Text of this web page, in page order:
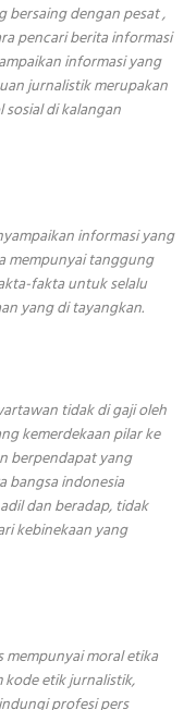
bersaing dengan pesat ,
pencari berita informasi
informasi yang
jurnalistik merupakan
di kalangan
informasi yang
mempunyai tanggung
fakta untuk selalu
yang di tayangkan.
tidak di gaji oleh
kemerdekaan pilar ke
berpendapat yang
bangsa indonesia
dan beradap, tidak
kebinekaan yang
moral etika
etik jurnalistik,
profesi pers